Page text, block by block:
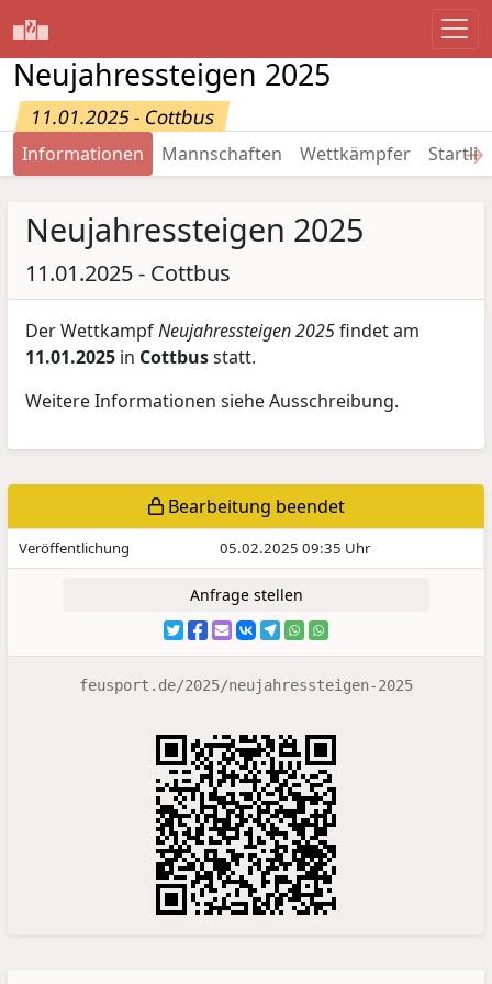
Neujahressteigen 2025
11.01.2025 - Cottbus
Informationen Mannschaften Wettkämpfer →
Neujahressteigen 2025
11.01.2025 - Cottbus
Der WettkampfNeujahressteigen 2025findet am
11.01.2025 in Cottbusstatt.
Weitere Informationen siehe Ausschreibung.
Bearbeitung beendet
Veröffentlichung 05.02.2025 09:35 Uhr
Anfrage stellen
feusport.de/2025/neujahressteigen-2025